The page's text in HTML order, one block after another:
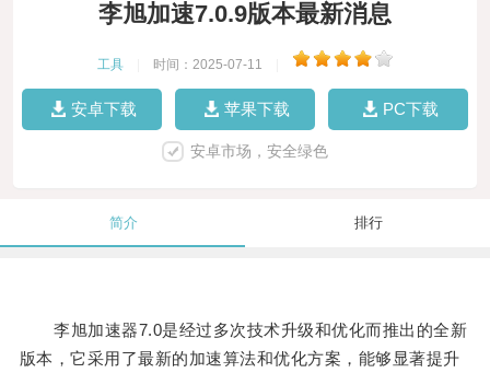
李旭加速7.0.9版本最新消息
工具 时间：2025-07-11
安卓下载 苹果下载 PC下载
安卓市场，安全绿色
简介 排行
李旭加速器7.0是经过多次技术升级和优化而推出的全新
版本，它采用了最新的加速算法和优化方案，能够显著提升